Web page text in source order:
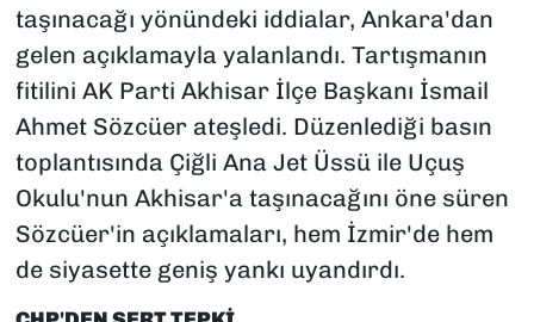
taşınacağı yönündeki iddialar, Ankara'dan
gelen açıklamayla yalanlandı. Tartışmanın
fitilini AK Parti Akhisar İlçe Başkanı İsmail
Ahmet Sözcüer ateşledi. Düzenlediği basın
toplantısında Çiğli Ana Jet Üssü ile Uçuş
Okulu'nun Akhisar'a taşınacağını öne süren
Sözcüer'in açıklamaları, hem İzmir'de hem
de siyasette geniş yankı uyandırdı.